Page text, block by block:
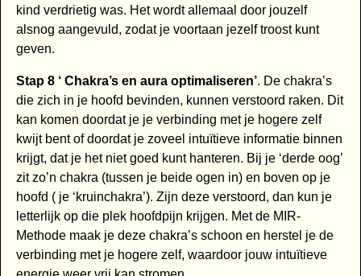
kind verdrietig was. Het wordt allemaal door jouzelf
alsnog aangevuld, zodat je voortaan jezelf troost kunt
geven.
Stap 8 ‘ Chakra’s en aura optimaliseren’. De chakra’s
die zich in je hoofd bevinden, kunnen verstoord raken. Dit
kan komen doordat je je verbinding met je hogere zelf
kwijt bent of doordat je zoveel intuïtieve informatie binnen
krijgt, dat je het niet goed kunt hanteren. Bij je ‘derde oog’
zit zo’n chakra (tussen je beide ogen in) en boven op je
hoofd ( je ‘kruinchakra’). Zijn deze verstoord, dan kun je
letterlijk op die plek hoofdpijn krijgen. Met de MIR-
Methode maak je deze chakra’s schoon en herstel je de
verbinding met je hogere zelf, waardoor jouw intuïtieve